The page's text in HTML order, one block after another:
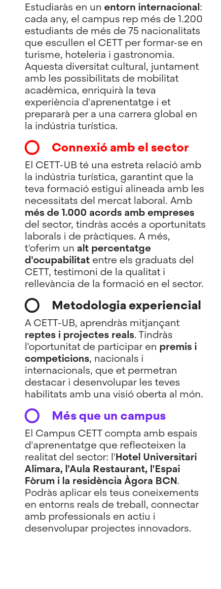
Estudiaràs en un entorn internacional:
cada any, el campus rep més de 1.200
estudiants de més de 75 nacionalitats
que escullen el CETT per formar-se en
turisme, hoteleria i gastronomia.
Aquesta diversitat cultural, juntament
amb les possibilitats de mobilitat
acadèmica, enriquirà la teva
experiència d'aprenentatge i et
prepararà per a una carrera global en
la indústria turística.
Connexió amb el sector
El CETT-UB té una estreta relació amb
la indústria turística, garantint que la
teva formació estigui alineada amb les
necessitats del mercat laboral. Amb
més de 1.000 acords amb empreses
del sector, tindràs accés a oportunitats
laborals i de pràctiques. A més,
t'oferim un alt percentatge
d'ocupabilitat entre els graduats del
CETT, testimoni de la qualitat i
rellevància de la formació en el sector.
Metodologia experiencial
A CETT-UB, aprendràs mitjançant
reptes i projectes reals. Tindràs
l'oportunitat de participar en premis i
competicions, nacionals i
internacionals, que et permetran
destacar i desenvolupar les teves
habilitats amb una visió oberta al món.
Més que un campus
El Campus CETT compta amb espais
d'aprenentatge que reflecteixen la
realitat del sector: l'Hotel Universitari
Alimara, l'Aula Restaurant, l'Espai
Fòrum i la residència Àgora BCN.
Podràs aplicar els teus coneixements
en entorns reals de treball, connectar
amb professionals en actiu i
desenvolupar projectes innovadors.